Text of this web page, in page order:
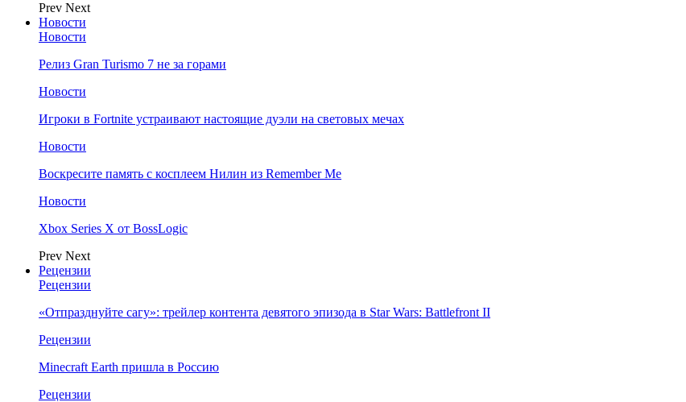
Prev Next
Новости
Новости
Релиз Gran Turismo 7 не за горами
Новости
Игроки в Fortnite устраивают настоящие дуэли на световых мечах
Новости
Воскресите память с косплеем Нилин из Remember Me
Новости
Xbox Series X от BossLogic
Prev Next
Рецензии
Рецензии
«Отпразднуйте сагу»: трейлер контента девятого эпизода в Star Wars: Battlefront II
Рецензии
Minecraft Earth пришла в Россию
Рецензии